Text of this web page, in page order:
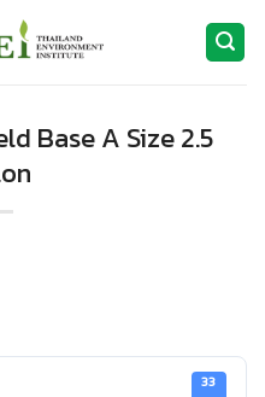
Base A Size 2.5
33